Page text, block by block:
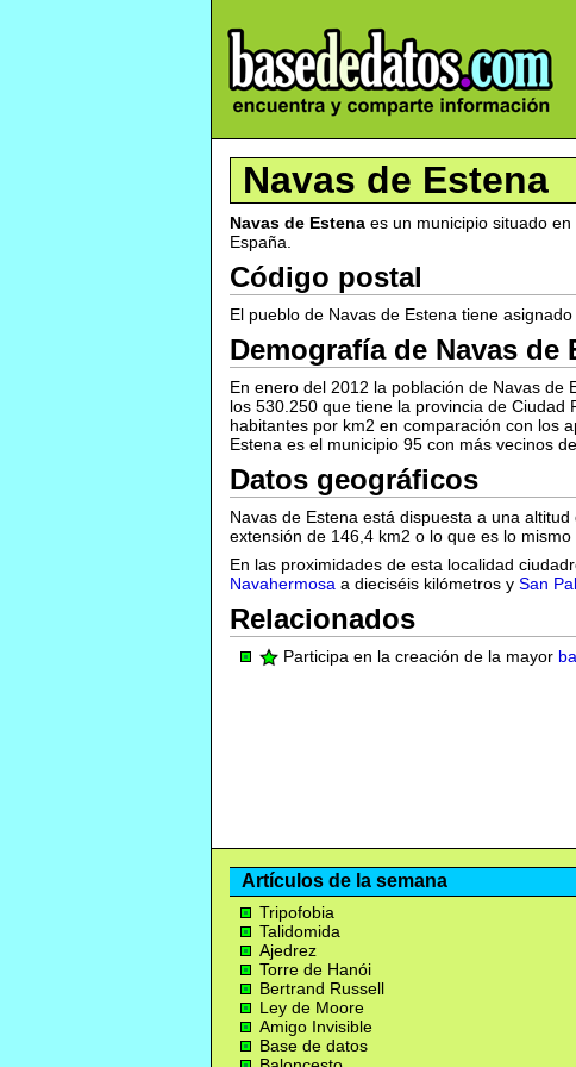
Navas de Estena
Navas de Estena es un municipio situado
España.
Código postal
El pueblo de Navas de Estena tiene
Demografía de Navas de
En enero del 2012 la población de Navas
los 530.250 que tiene la provincia de
habitantes por km2 en comparación con los
Estena es el municipio 95 con más vecinos
Datos geográficos
Navas de Estena está dispuesta a una
extensión de 146,4 km2 o lo que es lo mismo
En las proximidades de esta localidad
Navahermosa a dieciséis kilómetros y San
Relacionados
Participa en la creación de la mayor
Artículos de la semana
Tripofobia
Talidomida
Ajedrez
Torre de Hanói
Bertrand Russell
Ley de Moore
Amigo Invisible
Base de datos